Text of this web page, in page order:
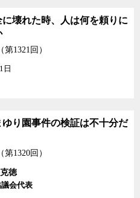
壊れた時、人は何を頼りに
第1321回）
日
り園事件の検証は不十分だ
第1320回）
徳
会代表